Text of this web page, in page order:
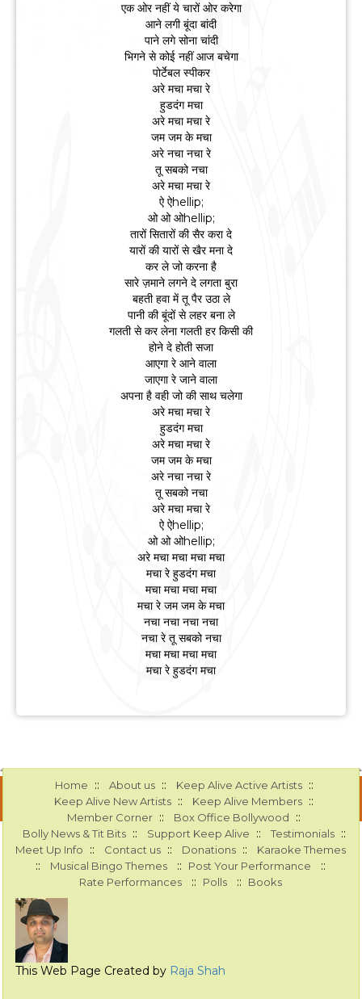
एक ओर नहीं ये चारों ओर करेगा
आने लगी बूंदा बांदी
पाने लगे सोना चांदी
भिगने से कोई नहीं आज बचेगा
पोर्टेबल स्पीकर
अरे मचा मचा रे
हुडदंग मचा
अरे मचा मचा रे
जम जम के मचा
अरे नचा नचा रे
तू सबको नचा
अरे मचा मचा रे
ऐ ऐhellip;
ओ ओ ओhellip;
तारों सितारों की सैर करा दे
यारों की यारों से खैर मना दे
कर ले जो करना है
सारे ज़माने लगने दे लगता बुरा
बहती हवा में तू पैर उठा ले
पानी की बूंदों से लहर बना ले
गलती से कर लेना गलती हर किसी की
होने दे होती सजा
आएगा रे आने वाला
जाएगा रे जाने वाला
अपना है वही जो की साथ चलेगा
अरे मचा मचा रे
हुडदंग मचा
अरे मचा मचा रे
जम जम के मचा
अरे नचा नचा रे
तू सबको नचा
अरे मचा मचा रे
ऐ ऐhellip;
ओ ओ ओhellip;
अरे मचा मचा मचा मचा
मचा रे हुडदंग मचा
मचा मचा मचा मचा
मचा रे जम जम के मचा
नचा नचा नचा नचा
नचा रे तू सबको नचा
मचा मचा मचा मचा
मचा रे हुडदंग मचा
Home :: About us :: Keep Alive Active Artists ::
Keep Alive New Artists :: Keep Alive Members ::
Member Corner :: Box Office Bollywood ::
Bolly News & Tit Bits :: Support Keep Alive :: Testimonials ::
Meet Up Info :: Contact us :: Donations :: Karaoke Themes
:: Musical Bingo Themes :: Post Your Performance ::
Rate Performances :: Polls :: Books
This Web Page Created by Raja Shah